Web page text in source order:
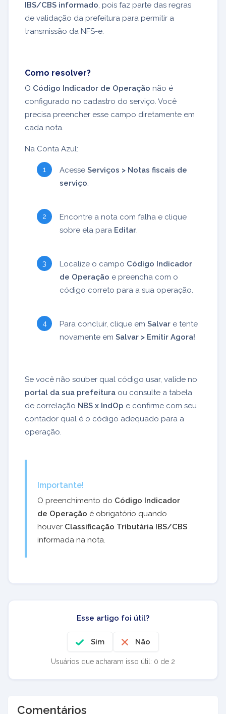
IBS/CBS informado, pois faz parte das regras
de validação da prefeitura para permitir a
transmissão da NFS-e.
Como resolver?
O Código Indicador de Operação não é
configurado no cadastro do serviço. Você
precisa preencher esse campo diretamente em
cada nota.
Na Conta Azul:
Acesse Serviços > Notas fiscais de
serviço.
Encontre a nota com falha e clique
sobre ela para Editar.
Localize o campo Código Indicador
de Operação e preencha com o
código correto para a sua operação.
Para concluir, clique em Salvar e tente
novamente em Salvar > Emitir Agora!
Se você não souber qual código usar, valide no
portal da sua prefeitura ou consulte a tabela
de correlação NBS x IndOp e confirme com seu
contador qual é o código adequado para a
operação.
Importante!
O preenchimento do Código Indicador
de Operação é obrigatório quando
houver Classificação Tributária IBS/CBS
informada na nota.
Esse artigo foi útil?
Sim Não
Usuários que acharam isso útil: 0 de 2
Comentários